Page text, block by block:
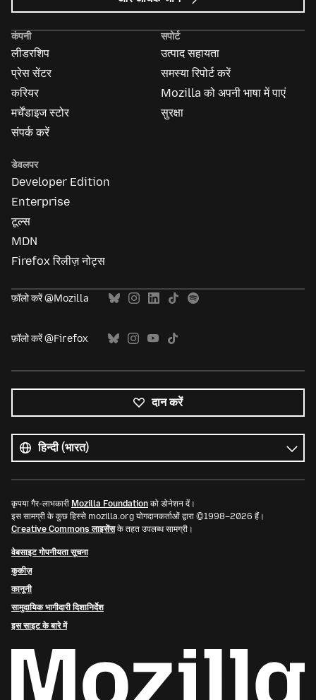
विज्ञापन
कंपनी
लीडरशिप
प्रेस सेंटर
करियर
मर्चेंडाइज स्टोर
संपर्क करें
सपोर्ट
उत्पाद सहायता
समस्या रिपोर्ट करें
Mozilla को अपनी भाषा में पाएं
सुरक्षा
डेवलपर
Developer Edition
Enterprise
टूल्स
MDN
Firefox रिलीज़ नोट्स
फ़ॉलो करें @Mozilla
फ़ॉलो करें @Firefox
दान करें
भाषाएं
भाषा
कृपया गैर-लाभकारी Mozilla Foundation को डोनेशन दें।
इस सामग्री के कुछ हिस्से mozilla.org योगदानकर्ताओं द्वारा ©1998–2026 हैं।
Creative Commons लाइसेंसके तहत उपलब्ध सामग्री।
वेबसाइट गोपनीयता सूचना
कुकीज़
कानूनी
सामुदायिक भागीदारी दिशानिर्देश
इस साइट के बारे में